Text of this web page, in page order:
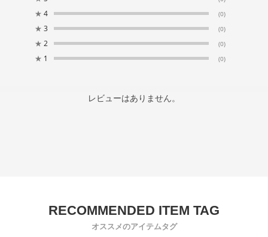
★ 4 (0)
★ 3 (0)
★ 2 (0)
★ 1 (0)
レビューはありません。
オススメのアイテムタグ